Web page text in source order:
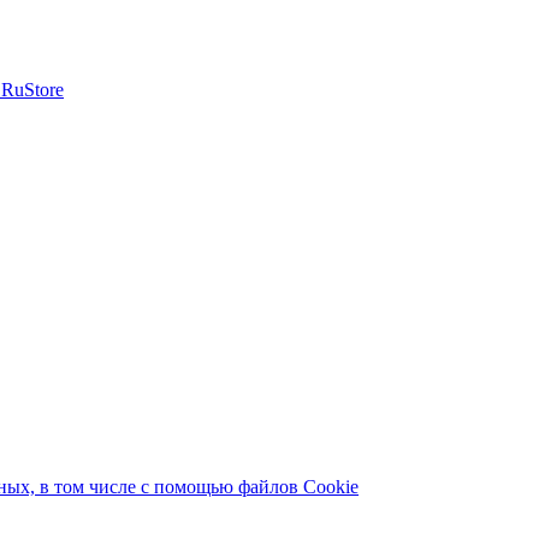
в том числе с помощью файлов Cookie